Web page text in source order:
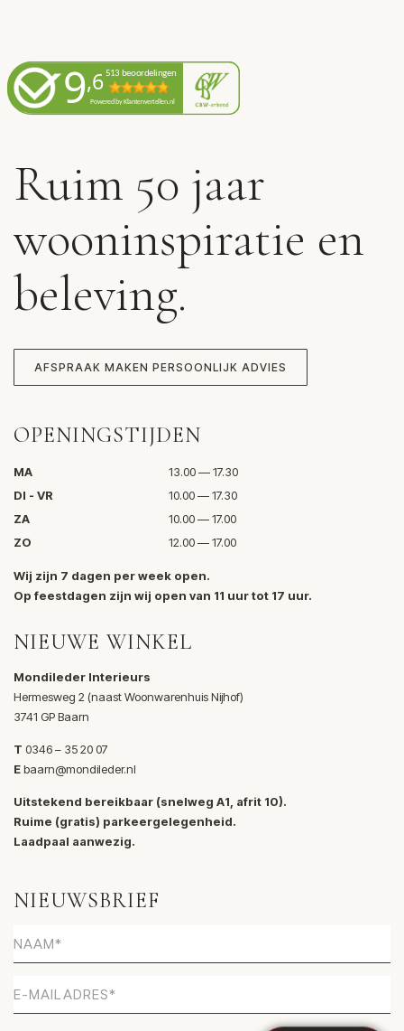
Ruim 50 jaar
wooninspiratie en
beleving.
AFSPRAAK MAKEN PERSOONLIJK ADVIES
OPENINGSTIJDEN
MA
13.00 — 17.30
DI - VR
10.00 — 17.30
ZA
10.00 — 17.00
ZO
12.00 — 17.00
Wij zijn 7 dagen per week open.
Op feestdagen zijn wij open van 11 uur tot 17 uur.
NIEUWE WINKEL
Mondileder Interieurs
Hermesweg 2 (naast Woonwarenhuis Nijhof)
3741 GP Baarn
T 0346 – 35 20 07
Ebaarn@mondileder.nl
Uitstekend bereikbaar (snelweg A1, afrit 10).
Ruime (gratis) parkeergelegenheid.
Laadpaal aanwezig.
NIEUWSBRIEF